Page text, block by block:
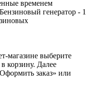
временем
генератор - 1
магазине выберите
корзину. Далее
заказ» или